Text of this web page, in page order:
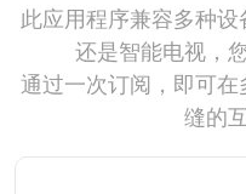
此应用程序兼容多种
还是智能电视，
通过一次订阅，即可
缝的